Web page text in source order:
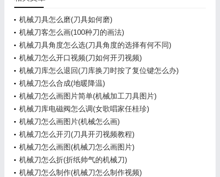
机械刀具怎么磨(刀具如何磨)
机械刀客怎么画(100种刀的画法)
机械刀具角度怎么选(刀具角度的选择有何不同)
机械刀怎么开口视频(刀如何开刃视频)
机械刀库怎么退回(刀库换刀时按了复位键怎么办)
机械刀怎么合成(地暖降温)
机械刀怎么画图片简单(机械加工刀具图片)
机械刀库电磁阀怎么调(女歌唱家任桂珍)
机械刀怎么画图片(机械怎么画)
机械刀怎么开刃(刀具开刃视频教程)
机械刀怎么画图(机械刀怎么画图片)
机械刀怎么折(折纸帅气的机械刀)
机械刀怎么制作(机械刀怎么制作视频)